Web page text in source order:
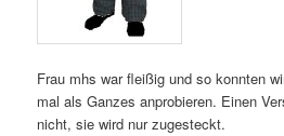
Frau mhs war fleißig und so konnten
mal als Ganzes anprobieren. Einen
nicht, sie wird nur zugesteckt.